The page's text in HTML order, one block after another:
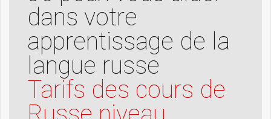
dans votre
apprentissage de la
langue russe
Tarifs des cours de